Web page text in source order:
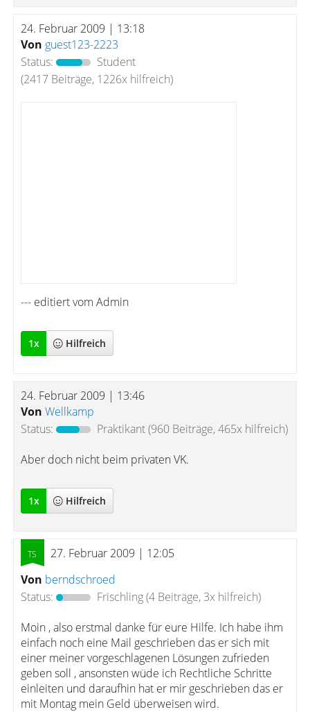
24. Februar 2009 | 13:18
Von guest123-2223
Status:
Student
(2417 Beiträge, 1226x hilfreich)
--- editiert vom Admin
1x Hilfreich
24. Februar 2009 | 13:46
Von Wellkamp
Status:
Praktikant(960 Beiträge, 465x hilfreich)
Aber doch nicht beim privaten VK.
1x Hilfreich
27. Februar 2009 | 12:05
Von berndschroed
Status:
Frischling(4 Beiträge, 3x hilfreich)
Moin , also erstmal danke für eure Hilfe. Ich habe ihm
einfach noch eine Mail geschrieben das er sich mit
einer meiner vorgeschlagenen Lösungen zufrieden
geben soll , ansonsten wüde ich Rechtliche Schritte
einleiten und daraufhin hat er mir geschrieben das er
mit Montag mein Geld überweisen wird.